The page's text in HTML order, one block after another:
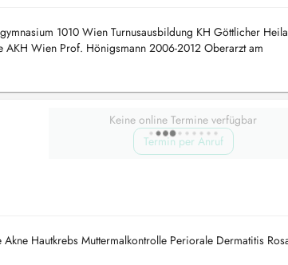
1010 Wien Turnusausbildung KH Göttlicher
AKH Wien Prof. Hönigsmann 2006-2012 Oberarzt am
Keine online Termine verfügbar
Termin per Anruf
Hautkrebs Muttermalkontrolle Periorale Dermatitis